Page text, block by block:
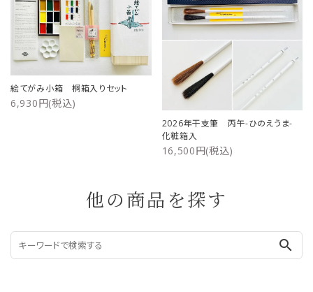
絵てがみ小箱 桐箱入りセット
6,930円(税込)
2026年干支筆 丙午-ひのえうま-
化粧箱入
16,500円(税込)
他の商品を探す
search